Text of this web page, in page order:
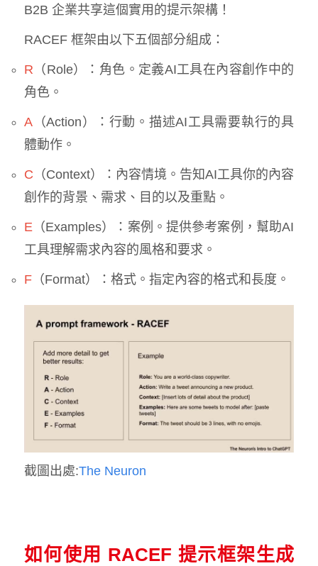
B2B 企業共享這個實用的提示架構！
RACEF 框架由以下五個部分組成：
R （Role）：角色。定義AI工具在內容創作中的
角色。
A （Action）：行動。描述AI工具需要執行的具
體動作。
C （Context）：內容情境。告知AI工具你的內容
創作的背景、需求、目的以及重點。
E （Examples）：案例。提供參考案例，幫助AI
工具理解需求內容的風格和要求。
F （Format）：格式。指定內容的格式和長度。
截圖出處:The Neuron
如何使用 RACEF 提示框架生成